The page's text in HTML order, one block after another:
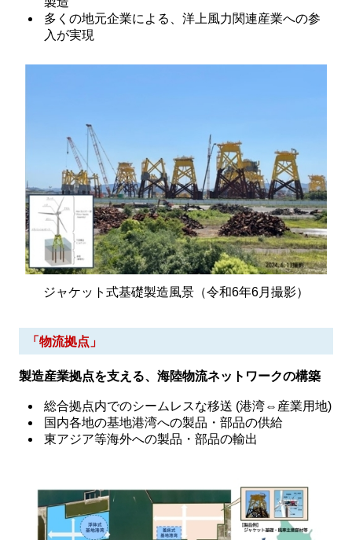
多くの地元企業による、洋上風力関連産業への参
入が実現
ジャケット式基礎製造風景（令和6年6月撮影）
「物流拠点」
製造産業拠点を支える、海陸物流ネットワークの構築
総合拠点内でのシームレスな移送 (港湾⇔産業用地)
国内各地の基地港湾への製品・部品の供給
東アジア等海外への製品・部品の輸出